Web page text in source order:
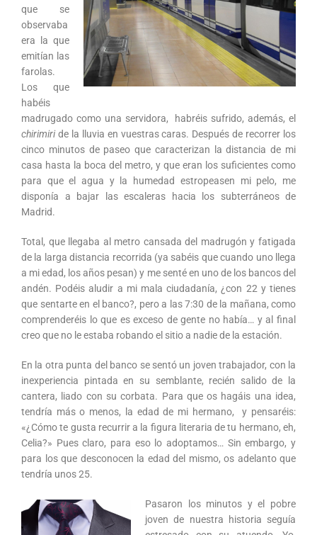
que se
observaba
era la que
emitían las
farolas.
Los que
habéis
madrugado como una servidora, habréis sufrido, además, el
chirimiride la lluvia en vuestras caras. Después de recorrer los
cinco minutos de paseo que caracterizan la distancia de mi
casa hasta la boca del metro, y que eran los suficientes como
para que el agua y la humedad estropeasen mi pelo, me
disponía a bajar las escaleras hacia los subterráneos de
Madrid.
Total, que llegaba al metro cansada del madrugón y fatigada
de la larga distancia recorrida (ya sabéis que cuando uno llega
a mi edad, los años pesan) y me senté en uno de los bancos del
andén. Podéis aludir a mi mala ciudadanía, ¿con 22 y tienes
que sentarte en el banco?, pero a las 7:30 de la mañana, como
comprenderéis lo que es exceso de gente no había… y al final
creo que no le estaba robando el sitio a nadie de la estación.
En la otra punta del banco se sentó un joven trabajador, con la
inexperiencia pintada en su semblante, recién salido de la
cantera, liado con su corbata. Para que os hagáis una idea,
tendría más o menos, la edad de mi hermano, y pensaréis:
«¿Cómo te gusta recurrir a la figura literaria de tu hermano, eh,
Celia?» Pues claro, para eso lo adoptamos… Sin embargo, y
para los que desconocen la edad del mismo, os adelanto que
tendría unos 25.
Pasaron los minutos y el pobre
joven de nuestra historia seguía